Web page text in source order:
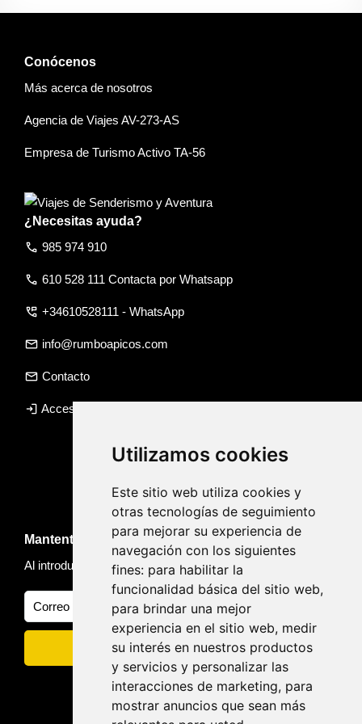
Utilizamos cookies
Este sitio web utiliza cookies y
otras tecnologías de seguimiento
para mejorar su experiencia de
navegación con los siguientes
fines: para habilitar la
funcionalidad básica del sitio web,
para brindar una mejor
experiencia en el sitio web, medir
su interés en nuestros productos
y servicios y personalizar las
interacciones de marketing, para
mostrar anuncios que sean más
Conócenos
Más acerca de nosotros
Agencia de Viajes AV-273-AS
Empresa de Turismo Activo TA-56
¿Necesitas ayuda?
call 985 974 910
call 610 528 111 Contacta por Whatsapp
perm_phone_msg +34610528111 - WhatsApp
email info@rumboapicos.com
email Contacto
login Acceso agencia
Mantente informado de novedades y viajes
Al introducir tu email, aceptas nuestraPolítica de privacidad